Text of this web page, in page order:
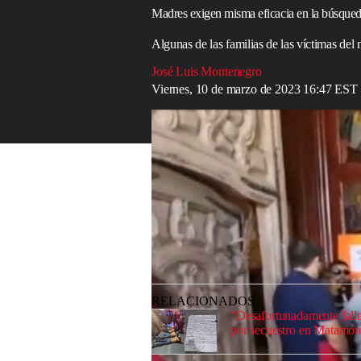
Madres exigen misma eficacia en la
Algunas de las familias de las víctimas del
José Luis Montenegro
Viernes, 10 de marzo de 2023 16:47 EST
México-EEUU/Violencia en México
El pasado 9 de marzo, las autoridades
cinco presuntos responsables del
mexicana víctima de una bala perdida.
Un supuesto mensaje del CDG (Cártel
ocurrido la semana pasada; por lo que
“Grupo Escorpión” o “Los
relación de cooperación en materia de
RELACIONADOS
“Desafortunadamente
por secuestro en